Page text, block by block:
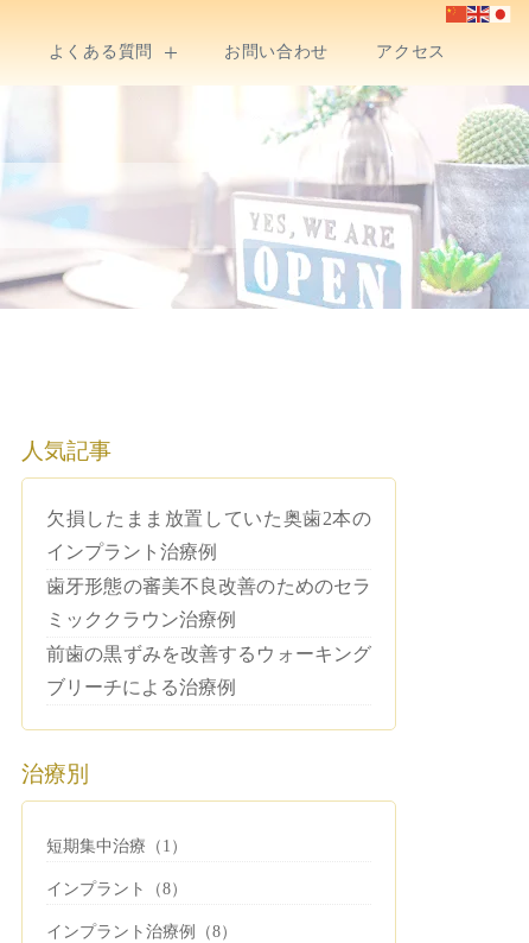
よくある質問 お問い合わせ アクセス
人気記事
欠損したまま放置していた奥歯2本の
インプラント治療例
歯牙形態の審美不良改善のためのセラ
ミッククラウン治療例
前歯の黒ずみを改善するウォーキング
ブリーチによる治療例
治療別
短期集中治療（1）
インプラント（8）
インプラント治療例（8）